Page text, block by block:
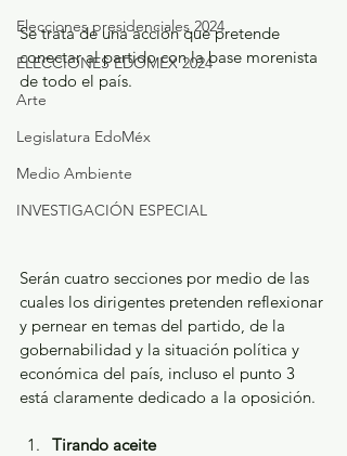
Elecciones presidenciales 2024
ELECCIONES EDOMEX 2024
Arte
Legislatura EdoMéx
Medio Ambiente
INVESTIGACIÓN ESPECIAL
Se trata de una acción que pretende
conectar al partido con la base morenista
de todo el país.
Serán cuatro secciones por medio de las
cuales los dirigentes pretenden reflexionar
y pernear en temas del partido, de la
gobernabilidad y la situación política y
económica del país, incluso el punto 3
está claramente dedicado a la oposición.
Tirando aceite